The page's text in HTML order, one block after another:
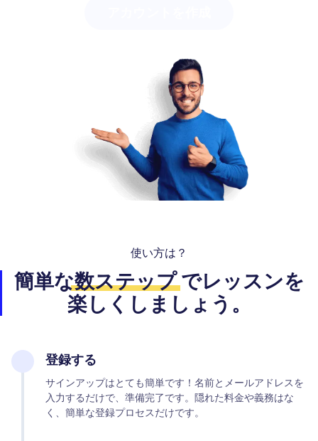
使い方は？
簡単な数ステップ でレッスンを
楽しくしましょう。
登録する
サインアップはとても簡単です！名前とメールアドレスを
入力するだけで、準備完了です。隠れた料金や義務はな
く、簡単な登録プロセスだけです。